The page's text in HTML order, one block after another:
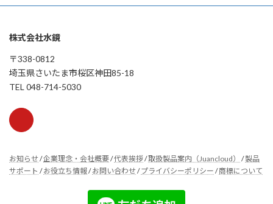
株式会社水鏡
〒338-0812
埼玉県さいたま市桜区神田85-18
TEL 048-714-5030
お知らせ/企業理念・会社概要/代表挨拶/取扱製品案内（Juancloud） /製品
サポート /お役立ち情報/お問い合わせ/プライバシーポリシー /商標について